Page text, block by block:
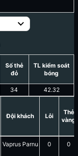
Số thẻ
đỏ
34
TL kiểm soát
bóng
42.32
Đội khách Lỗi
Thẻ
vàng
Vaprus Parnu 0 0